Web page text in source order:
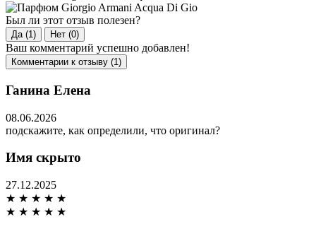
Был ли этот отзыв полезен?
Да (1) Нет (0)
Ваш комментарий успешно добавлен!
Комментарии к отзыву (1)
Ганина Елена
08.06.2026
подскажите, как определили, что оригинал?
Имя скрыто
27.12.2025
★ ★ ★ ★ ★
★ ★ ★ ★ ★